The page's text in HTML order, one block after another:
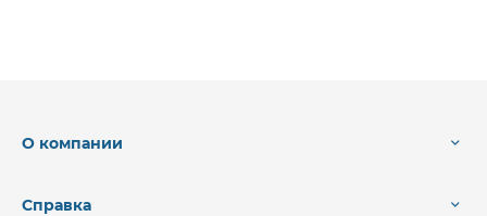
О компании
Справка